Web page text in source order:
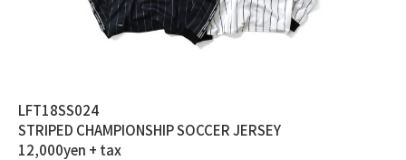
LFT18SS024
STRIPED CHAMPIONSHIP SOCCER JERSEY
12,000yen + tax